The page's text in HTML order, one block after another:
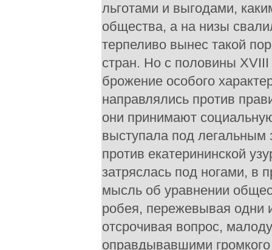
льготами и выгодами,
общества, а на низы
терпеливо вынес такой
стран. Но с половины
брожение особого
направлялись против
они принимают
выступала под легальным
против екатерининской
затряслась под ногами, в
мысль об уравнении
робея, пережевывая одни
отсрочивая вопрос,
оправдывавшими